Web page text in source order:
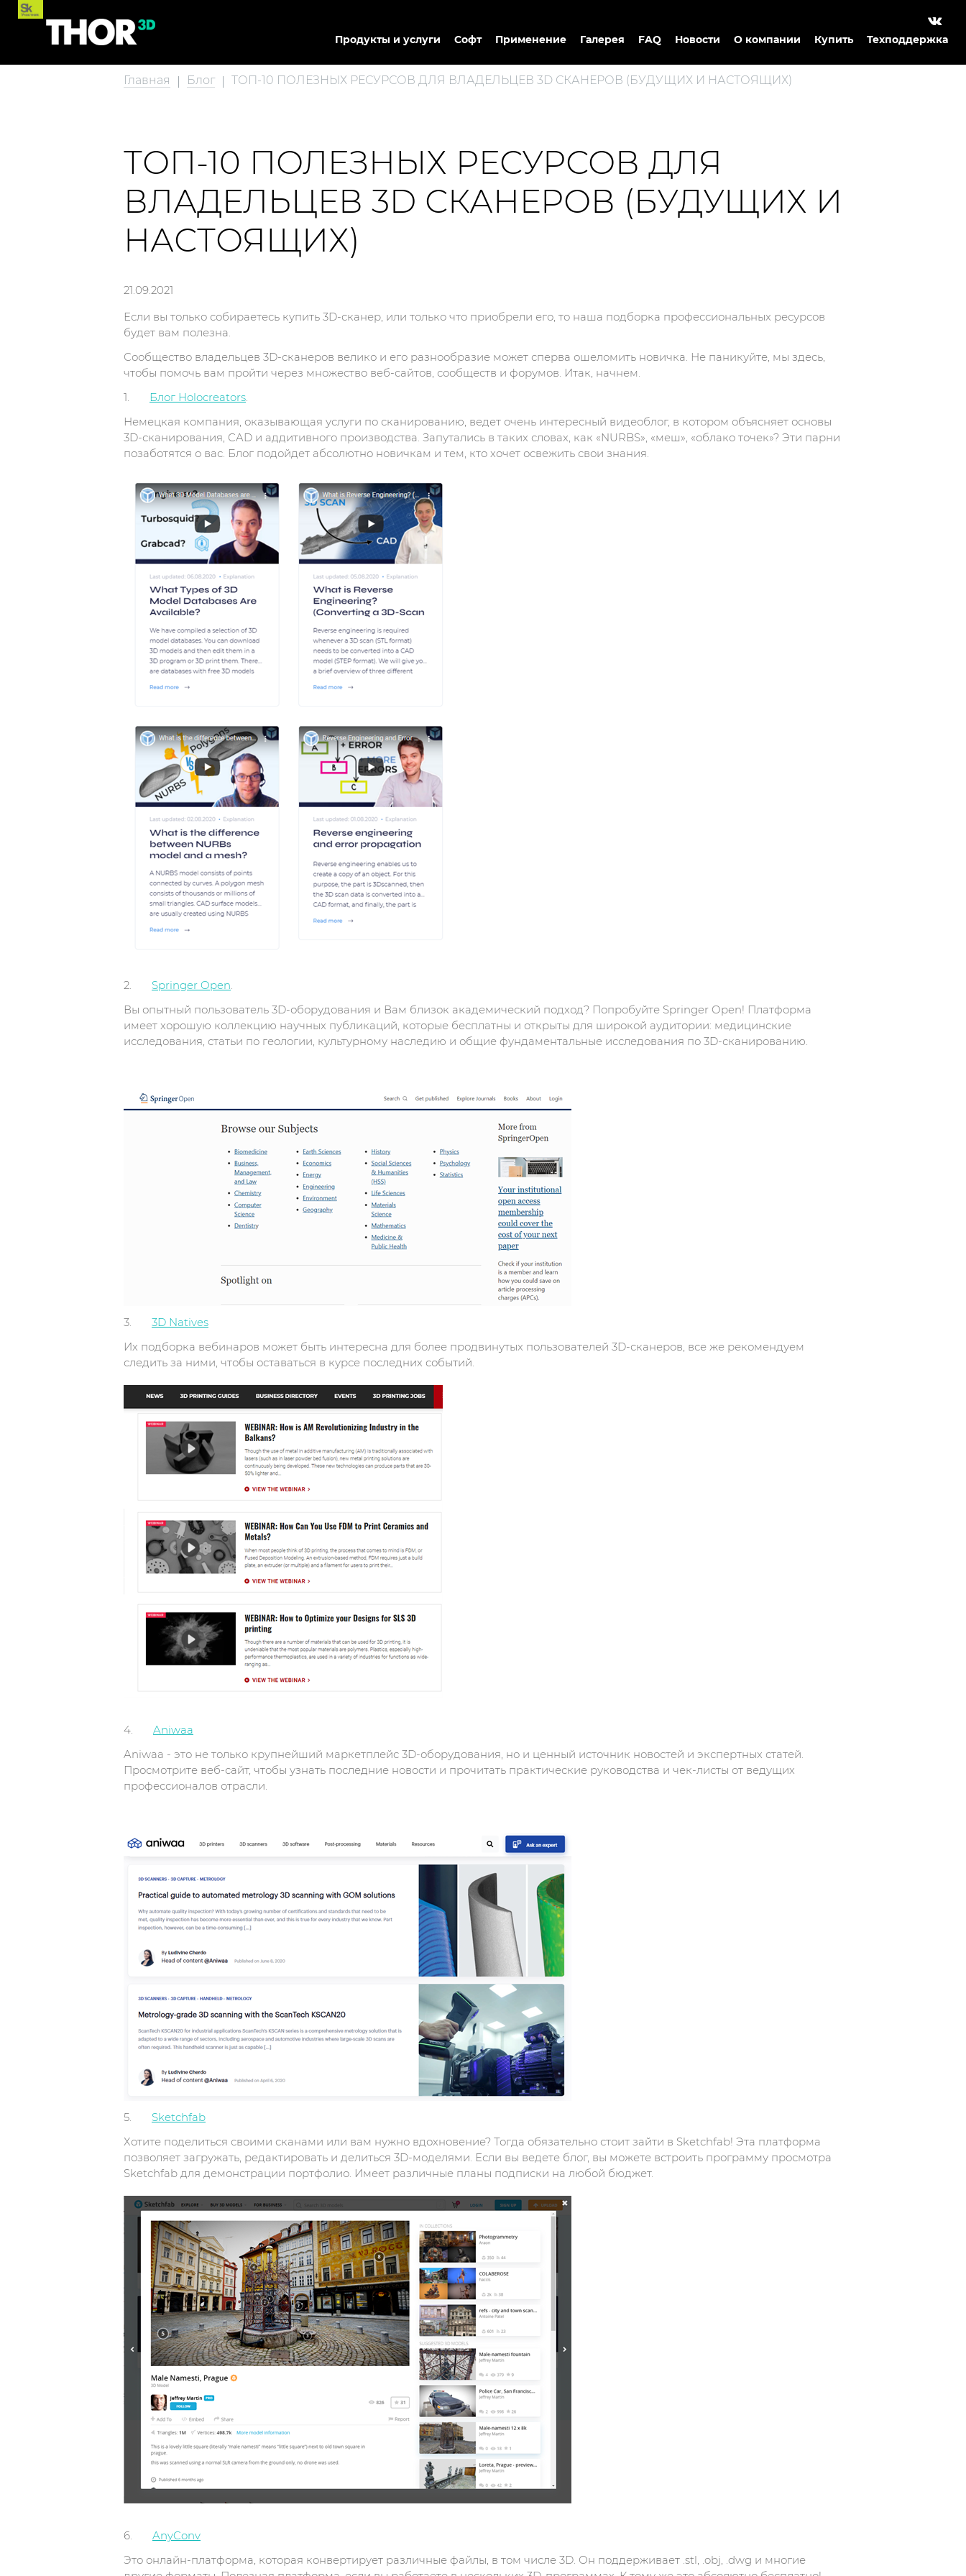
Продукты и услуги Софт Применение Галерея FAQ Новости О компании Купить Техподдержка
Главная Блог ТОП-10 ПОЛЕЗНЫХ РЕСУРСОВ ДЛЯ ВЛАДЕЛЬЦЕВ 3D СКАНЕРОВ (БУДУЩИХ И НАСТОЯЩИХ)
ТОП-10 ПОЛЕЗНЫХ РЕСУРСОВ ДЛЯ
ВЛАДЕЛЬЦЕВ 3D СКАНЕРОВ (БУДУЩИХ И
НАСТОЯЩИХ)
21.09.2021
Если вы только собираетесь купить 3D-сканер, или только что приобрели его, то наша подборка профессиональных ресурсов
будет вам полезна.
Сообщество владельцев 3D-сканеров велико и его разнообразие может сперва ошеломить новичка. Не паникуйте, мы здесь,
чтобы помочь вам пройти через множество веб-сайтов, сообществ и форумов. Итак, начнем.
1. Блог Holocreators
Немецкая компания, оказывающая услуги по сканированию, ведет очень интересный видеоблог, в котором объясняет основы
3D-сканирования, CAD и аддитивного производства. Запутались в таких словах, как «NURBS», «меш», «облако точек»? Эти парни
позаботятся о вас. Блог подойдет абсолютно новичкам и тем, кто хочет освежить свои знания.
2. Springer Open
Вы опытный пользователь 3D-оборудования и Вам близок академический подход? Попробуйте Springer Open! Платформа
имеет хорошую коллекцию научных публикаций, которые бесплатны и открыты для широкой аудитории: медицинские
исследования, статьи по геологии, культурному наследию и общие фундаментальные исследования по 3D-сканированию.
3. 3D Natives
Их подборка вебинаров может быть интересна для более продвинутых пользователей 3D-сканеров, все же рекомендуем
следить за ними, чтобы оставаться в курсе последних событий.
4. Aniwaa
Aniwaa - это не только крупнейший маркетплейс 3D-оборудования, но и ценный источник новостей и экспертных статей.
Просмотрите веб-сайт, чтобы узнать последние новости и прочитать практические руководства и чек-листы от ведущих
профессионалов отрасли.
5. Sketchfab
Хотите поделиться своими сканами или вам нужно вдохновение? Тогда обязательно стоит зайти в Sketchfab! Эта платформа
позволяет загружать, редактировать и делиться 3D-моделями. Если вы ведете блог, вы можете встроить программу просмотра
Sketchfab для демонстрации портфолио. Имеет различные планы подписки на любой бюджет.
6. AnyConv
Это онлайн-платформа, которая конвертирует различные файлы, в том числе 3D. Он поддерживает .stl, .obj, .dwg и многие